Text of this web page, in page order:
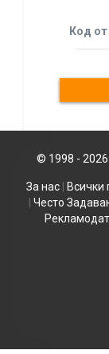
Код от
© 1998 -
За нас| Всички
Често